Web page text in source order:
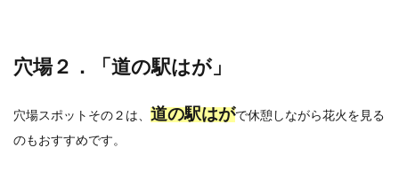
穴場２．「道の駅はが」
穴場スポットその２は、 道の駅はがで休憩しながら花火を見る
のもおすすめです。